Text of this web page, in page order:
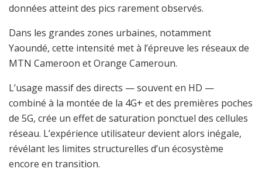
données atteint des pics rarement observés.
Dans les grandes zones urbaines, notamment
Yaoundé, cette intensité met à l’épreuve les réseaux de
MTN Cameroon et Orange Cameroun.
L’usage massif des directs — souvent en HD —
combiné à la montée de la 4G+ et des premières poches
de 5G, crée un effet de saturation ponctuel des cellules
réseau. L’expérience utilisateur devient alors inégale,
révélant les limites structurelles d’un écosystème
encore en transition.